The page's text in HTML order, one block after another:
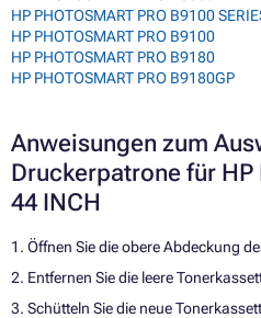
HP PHOTOSMART PRO B9100
HP PHOTOSMART PRO B9100
HP PHOTOSMART PRO B9180
HP PHOTOSMART PRO B9180GP
Anweisungen zum
Druckerpatrone für HP
44 INCH
1. Öffnen Sie die obere Abdeckung
2. Entfernen Sie die leere
3. Schütteln Sie die neue